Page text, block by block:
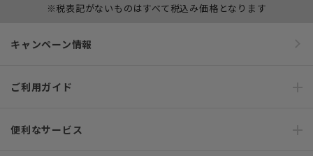
※税表記がないものはすべて税込み価格となります
キャンペーン情報
ご利用ガイド
便利なサービス